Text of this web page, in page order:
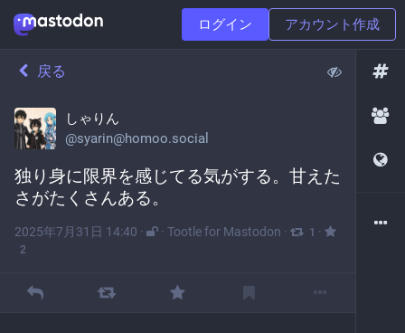
ログイン アカウント作成
戻る
しゃりん
@syarin@homoo.social
独り身に限界を感じてる気がする。甘えた
さがたくさんある。
2025年7月31日 14:40 · · Tootle for Mastodon · 1 ·
2